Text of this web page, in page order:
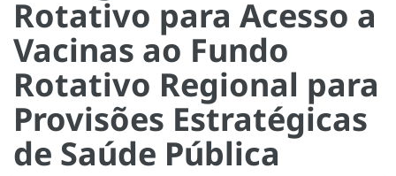
Rotativo para Acesso a
Vacinas ao Fundo
Rotativo Regional para
Provisões Estratégicas
de Saúde Pública